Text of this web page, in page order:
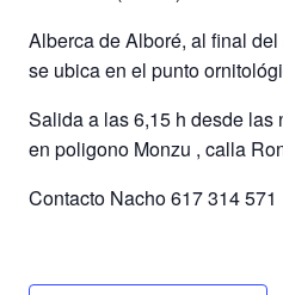
Alberca de Alboré, al final
se ubica en el punto
Salida a las 6,15 h desde las
en poligono Monzu , calla
Contacto Nacho 617 314 571